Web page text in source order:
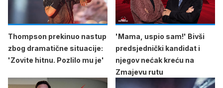
Thompson prekinuo nastup
zbog dramatične situacije:
'Zovite hitnu. Pozlilo mu je'
'Mama, uspio sam!' Bivši
predsjednički kandidat i
njegov nećak kreću na
Zmajevu rutu